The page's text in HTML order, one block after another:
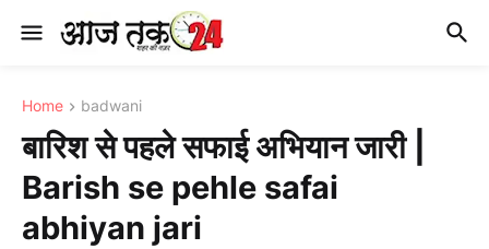
Home badwani
बारिश से पहले सफाई अभियान जारी |
Barish se pehle safai
abhiyan jari